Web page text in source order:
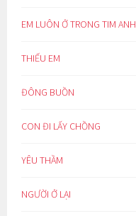
EM LUÔN Ở TRONG TIM ANH
THIẾU EM
ĐÔNG BUỒN
CON ĐI LẤY CHỒNG
YÊU THẦM
NGƯỜI Ở LẠI